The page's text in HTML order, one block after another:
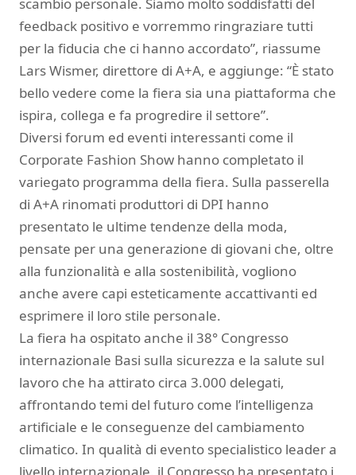
feedback positivo e vorremmo ringraziare tutti
per la fiducia che ci hanno accordato”, riassume
Lars Wismer, direttore di A+A, e aggiunge: “È stato
bello vedere come la fiera sia una piattaforma che
ispira, collega e fa progredire il settore”.
Diversi forum ed eventi interessanti come il
Corporate Fashion Show hanno completato il
variegato programma della fiera. Sulla passerella
di A+A rinomati produttori di DPI hanno
presentato le ultime tendenze della moda,
pensate per una generazione di giovani che, oltre
alla funzionalità e alla sostenibilità, vogliono
anche avere capi esteticamente accattivanti ed
esprimere il loro stile personale.
La fiera ha ospitato anche il 38° Congresso
internazionale Basi sulla sicurezza e la salute sul
lavoro che ha attirato circa 3.000 delegati,
affrontando temi del futuro come l’intelligenza
artificiale e le conseguenze del cambiamento
climatico. In qualità di evento specialistico leader a